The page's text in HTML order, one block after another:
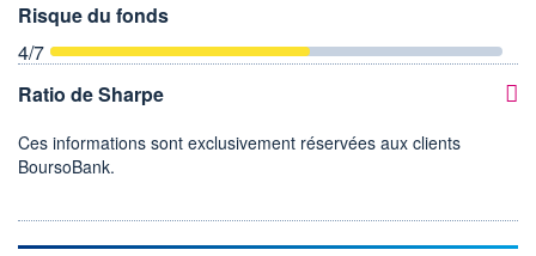
Risque du fonds
4/7
Ratio de Sharpe
Ces informations sont exclusivement réservées aux clients
BoursoBank.